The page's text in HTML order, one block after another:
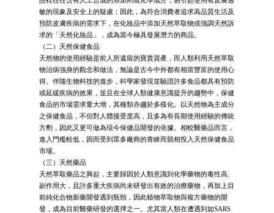
敏的現象及安全上的疑慮；因此，為符合消費者追求高品質生活及
預防皮膚疾病的需求下，在化妝品中添加天然萃取物或強調天然訴
求的「天然化妝品」，成為當今極具發展潛力的商品。
（二）天然保健食品
天然物的使用經驗是前人所遺留的寶貴資產，而人類利用天然萃取
物治病強身的觀念和做法，無論是古今中外都有相當豐富的使用心
得。伴隨生物科技的進步，科學家發現並驗證許多食品都具有預防
或延緩疾病的效果，並且在全球人類健康意識提升的趨勢中，保健
食品的市場需求量大增，其種類亦趨於多樣化。以天然物為主成分
之保健食品，不但對人體接受度高，且多為有長期使用經驗的傳統
方劑，因此又更可做為現今保健品開發的依據。相較醫藥品而言，
進入門檻較低，因而受到眾多廠商的青睞而競相投入天然保健食品
市場。
（三）天然藥品
天然萃取藥品之興起，主要歸因於人類意識到化學藥物的毒性高、
副作用大，且許多重大疾病尚未研發出有效的治療藥物，再加上目
前純化合物新藥開發遇到瓶頸，因此植物萃取物與複方藥物的開
發，成為目前醫藥研發的選擇之一。尤其當人類在遭遇到如SARS